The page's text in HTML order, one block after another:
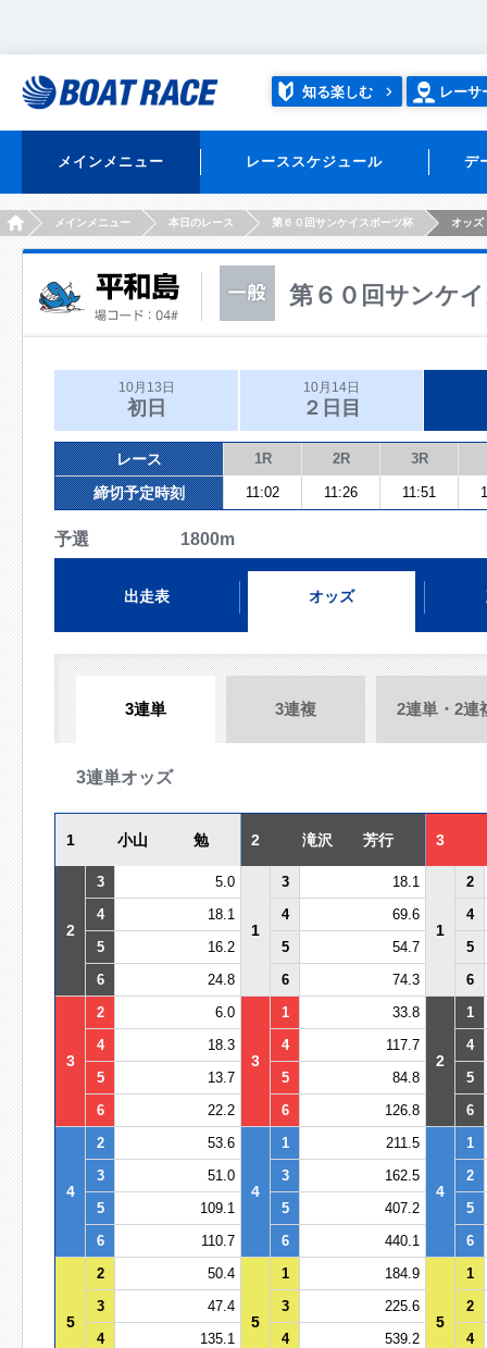
知る楽しむ レーサ
メインメニュー レーススケジュール デ
HOMEメインメニュー 本日のレース 第６０回サンケイスポーツ杯 オッズ
第６０回サンケ
10月13日
初日
10月14日
２日目
レース 1R 2R 3R
締切予定時刻 11:02 11:26 11:51
予選 1800m
出走表 オッズ
3連単 3連複 2連単・2連
3連単オッズ
1 小山 勉 2 滝沢 芳行 3
2
3 5.0
1
3 18.1
1
2
4
18.1 4 69.6
4
5
16.2 5 54.7
5
6
24.8 6 74.3 6
3
2 6.0
3
1 33.8
2
1
4
18.3 4 117.7
4
5
13.7 5 84.8
5
6
22.2 6 126.8 6
4
2 53.6
4
1 211.5
4
1
3
51.0 3 162.5
2
5
109.1 5 407.2
5
6
110.7 6 440.1 6
5
2 50.4
5
1 184.9
5
1
3
47.4 3 225.6
2
4
135.1 4 539.2
4